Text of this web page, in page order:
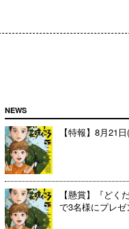
NEWS
【特報】8月21
【懸賞】『ど
で3名様にプレゼ